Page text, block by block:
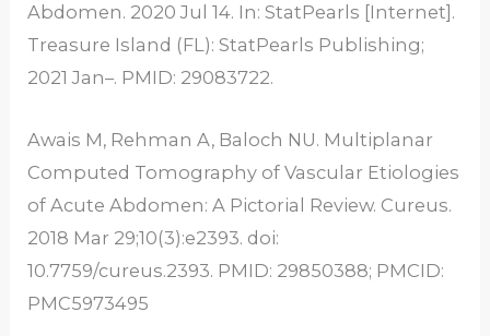
Abdomen. 2020 Jul 14. In: StatPearls [Internet].
Treasure Island (FL): StatPearls Publishing;
2021 Jan–. PMID: 29083722.
Awais M, Rehman A, Baloch NU. Multiplanar
Computed Tomography of Vascular Etiologies
of Acute Abdomen: A Pictorial Review. Cureus.
2018 Mar 29;10(3):e2393. doi:
10.7759/cureus.2393. PMID: 29850388; PMCID:
PMC5973495